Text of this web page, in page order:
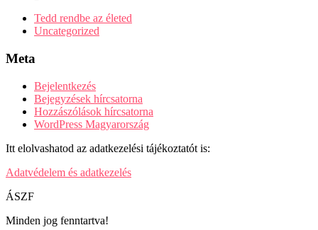
Tedd rendbe az életed
Uncategorized
Meta
Bejelentkezés
Bejegyzések hírcsatorna
Hozzászólások hírcsatorna
WordPress Magyarország
Itt elolvashatod az adatkezelési tájékoztatót is:
Adatvédelem és adatkezelés
ÁSZF
Minden jog fenntartva!